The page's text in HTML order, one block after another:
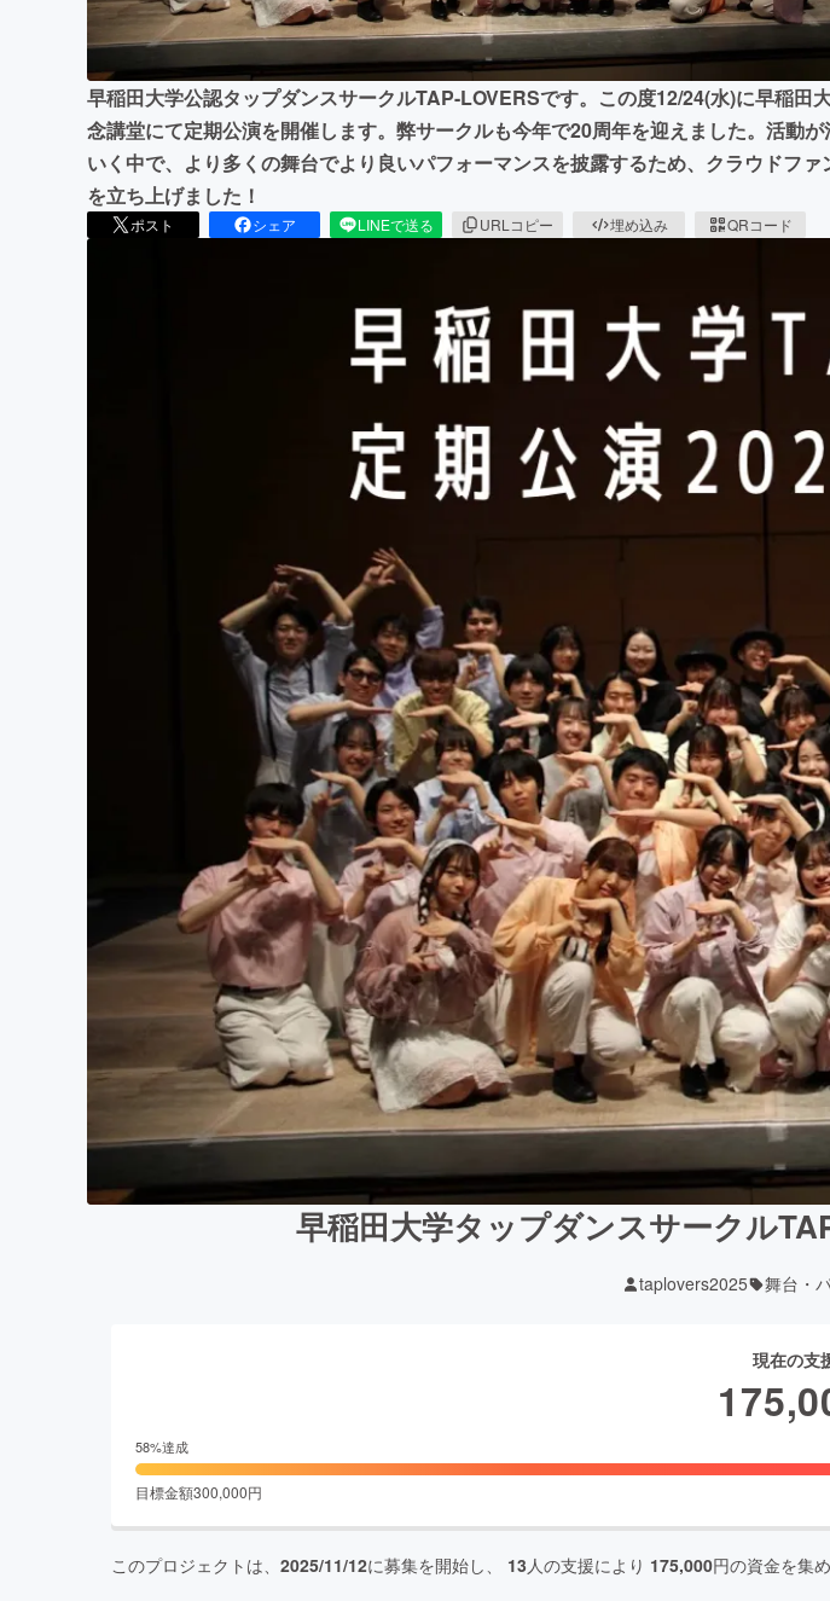
早稲田大学公認タップダンスサークルTAP-LOVERSです。この度12/24(水)に早稲田
念講堂にて定期公演を開催します。弊サークルも今年で20周年を迎えました。活動が
いく中で、より多くの舞台でより良いパフォーマンスを披露するため、クラウドファ
を立ち上げました！
ポスト シェア LINEで送る URLコピー 埋め込み QRコード
早稲田大学タップダンスサークル
taplovers2025 舞台・
現在の支
58%達成
目標金額300,000円
このプロジェクトは、 2025/11/12に募集を開始し、 13人の支援により 175,000円の資金を集め